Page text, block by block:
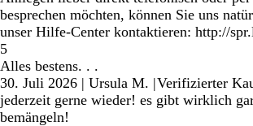
besprechen möchten, können Sie uns
unser Hilfe-Center kontaktieren: http://
5
Alles bestens. . .
30. Juli 2026 | Ursula M. |Verifizierter
jederzeit gerne wieder! es gibt wirklich
bemängeln!